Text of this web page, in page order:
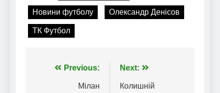
Новини футболу Олександр Денісов
ТК Футбол
Навігація
записів
Previous:
Мілан
Next:
Колишній